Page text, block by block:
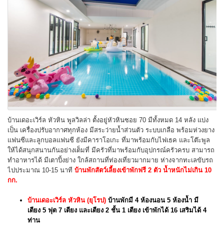
บ้านเดอะเวิร์ล หัวหิน พูลวิลล่า ตั้งอยู่หัวหินซอย 70 มีทั้งหมด 14 หลัง แบ่ง
เป็น เครื่องปรับอากาศทุกห้อง มีสระว่ายน้ำส่วนตัว ระบบเกลือ พร้อมห่วงยาง
แฟนซีและลูกบอลแฟนซี ยังมีคาราโอเกะ ที่มาพร้อมกับไฟเธค และโต๊ะพูล
ให้ได้สนุกสนานกันอย่างเต็มที่ มีครัวที่มาพร้อมกับอุปกรณ์ครัวครบ สามารถ
ทำอาหารได้ มีเตาปิ้งย่าง ใกล้สถานที่ท่องเที่ยวมากมาย ห่างจากทะเลขับรถ
ไปประมาณ 10-15 นาที บ้านพักสัตว์เลี้ยงเข้าพักฟรี 2 ตัว น้ำหนักไม่เกิน 10
กก.
บ้านเดอะเวิร์ล หัวหิน (ยุโรป) บ้านพักมี 4 ห้องนอน 5 ห้องน้ำ มี
เตียง 5 ฟุต 7 เตียง และเตียง 2 ชั้น 1 เตียง เข้าพักได้ 16 เสริมได้ 4
ท่าน